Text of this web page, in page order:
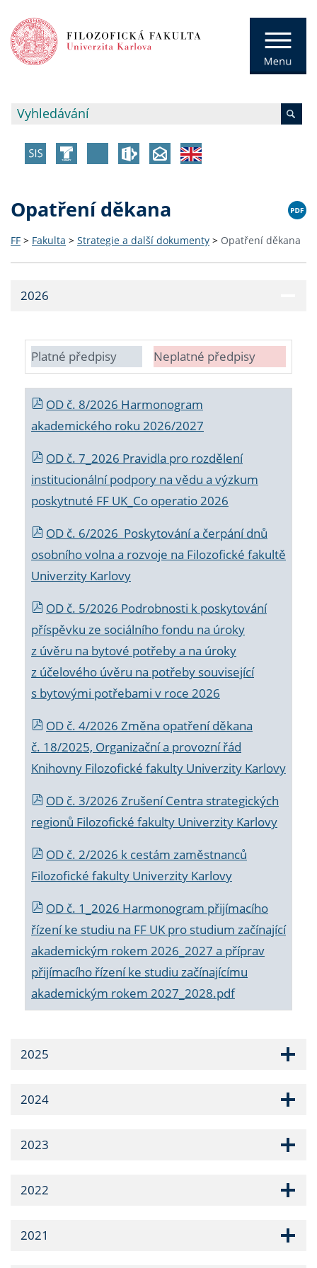
Opatření děkana
FF > Fakulta > Strategie a další dokumenty > Opatření děkana
2026
Platné předpisy Neplatné předpisy
OD č. 8/2026 Harmonogram
akademického roku 2026/2027
OD č. 7_2026 Pravidla pro rozdělení
institucionální podpory na vědu a výzkum
poskytnuté FF UK_Co operatio 2026
OD č. 6/2026 Poskytování a čerpání dnů
osobního volna a rozvoje na Filozofické fakultě
Univerzity Karlovy
OD č. 5/2026 Podrobnosti k poskytování
příspěvku ze sociálního fondu na úroky
z úvěru na bytové potřeby a na úroky
z účelového úvěru na potřeby související
s bytovými potřebami v roce 2026
OD č. 4/2026 Změna opatření děkana
č. 18/2025, Organizační a provozní řád
Knihovny Filozofické fakulty Univerzity Karlovy
OD č. 3/2026 Zrušení Centra strategických
regionů Filozofické fakulty Univerzity Karlovy
OD č. 2/2026 k cestám zaměstnanců
Filozofické fakulty Univerzity Karlovy
OD č. 1_2026 Harmonogram přijímacího
řízení ke studiu na FF UK pro studium začínající
akademickým rokem 2026_2027 a příprav
přijímacího řízení ke studiu začínajícímu
akademickým rokem 2027_2028.pdf
2025
2024
2023
2022
2021